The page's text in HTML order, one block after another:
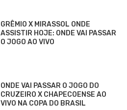
GRÊMIO X MIRASSOL ONDE
ASSISTIR HOJE: ONDE VAI PASSAR
O JOGO AO VIVO
ONDE VAI PASSAR O JOGO DO
CRUZEIRO X CHAPECOENSE AO
VIVO NA COPA DO BRASIL